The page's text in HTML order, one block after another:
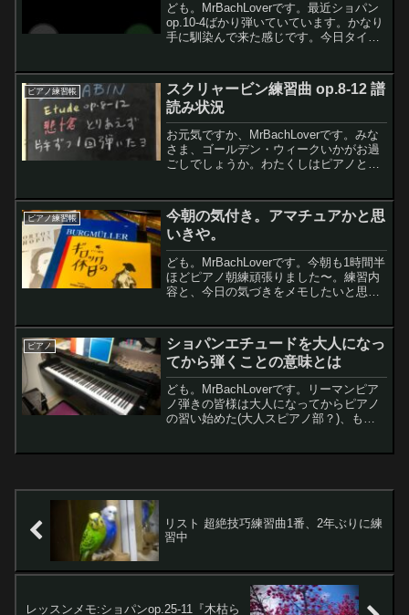
ども。MrBachLoverです。最近ショパン
op.10-4ばかり弾いていています。かなり
手に馴染んで来た感じです。今日タイム
たね。曲らしくなってきたんじゃな
い？？？...
ピアノ練習帳
スクリャービン練習曲 op.8-12 譜
読み状況
お元気ですか、MrBachLoverです。みな
さま、ゴールデン・ウィークいかがお過
ごしでしょうか。わたくしはピアノとア
休の最終日ということでスクリャービン
練習曲 op....
ピアノ練習帳
今朝の気付き。アマチュアかと思
いきや。
ども。MrBachLoverです。今朝も1時間半
ほどピアノ朝練頑張りました〜。練習内
容と、今日の気づきをメモしたいと思い
たくし否。練習するからこそ、気付きが
あるのダ今日...
ピアノ
ショパンエチュードを大人になっ
てから弾くことの意味とは
ども。MrBachLoverです。リーマンピア
ノ弾きの皆様は大人になってからピアノ
の習い始めた(大人スピアノ部？)、もし
リスト 超絶技巧練習曲1番、2年ぶりに練
習中
レッスンメモ:ショパンop.25-11『木枯ら